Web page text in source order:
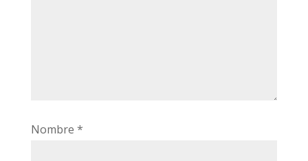
Nombre *